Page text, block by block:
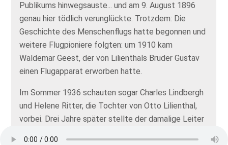
Publikums hinwegsauste... und am 9. August 1896
genau hier tödlich verunglückte. Trotzdem: Die
Geschichte des Menschenflugs hatte begonnen und
weitere Flugpioniere folgten: um 1910 kam
Waldemar Geest, der von Lilienthals Bruder Gustav
einen Flugapparat erworben hatte.
Im Sommer 1936 schauten sogar Charles Lindbergh
und Helene Ritter, die Tochter von Otto Lilienthal,
vorbei. Drei Jahre später stellte der damalige Leiter